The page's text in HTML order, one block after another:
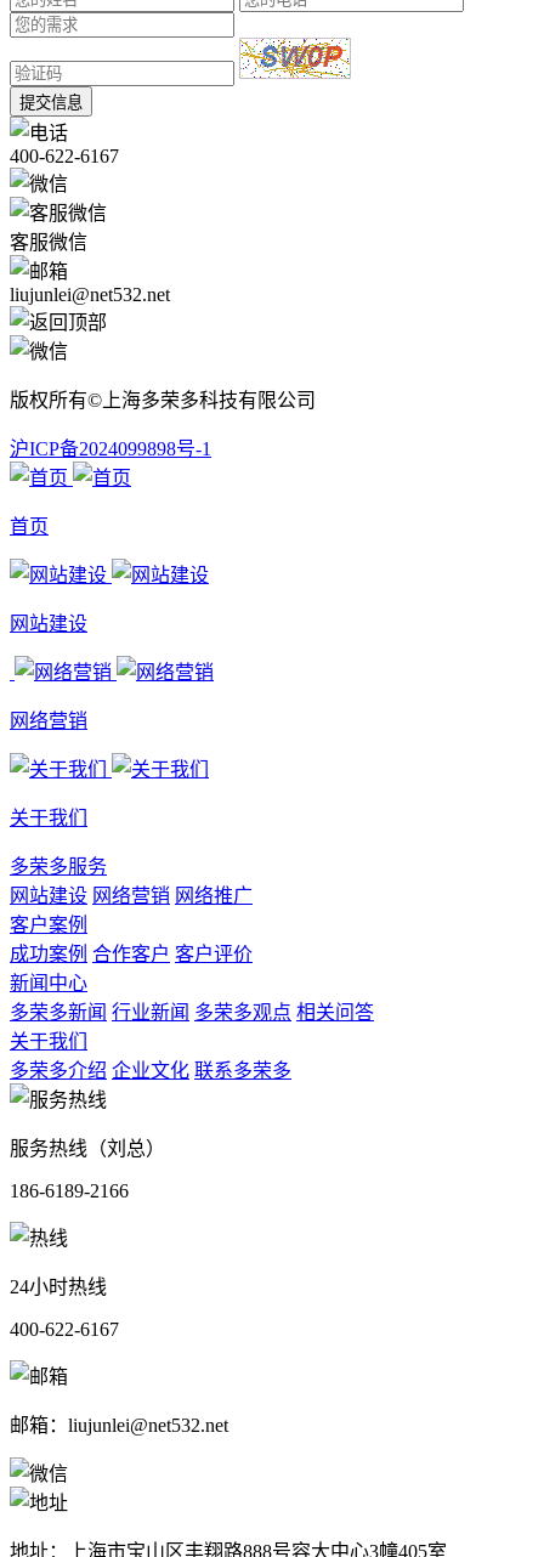
提交信息
400-622-6167
客服微信
liujunlei@net532.net
版权所有©上海多荣多科技有限公司
沪ICP备2024099898号-1
首页
网站建设
网络营销
关于我们
多荣多服务
网站建设 网络营销 网络推广
客户案例
成功案例 合作客户 客户评价
新闻中心
多荣多新闻 行业新闻 多荣多观点 相关问答
关于我们
多荣多介绍 企业文化 联系多荣多
服务热线（刘总）
186-6189-2166
24小时热线
400-622-6167
邮箱：liujunlei@net532.net
地址：上海市宝山区丰翔路888号容大中心3幢405室